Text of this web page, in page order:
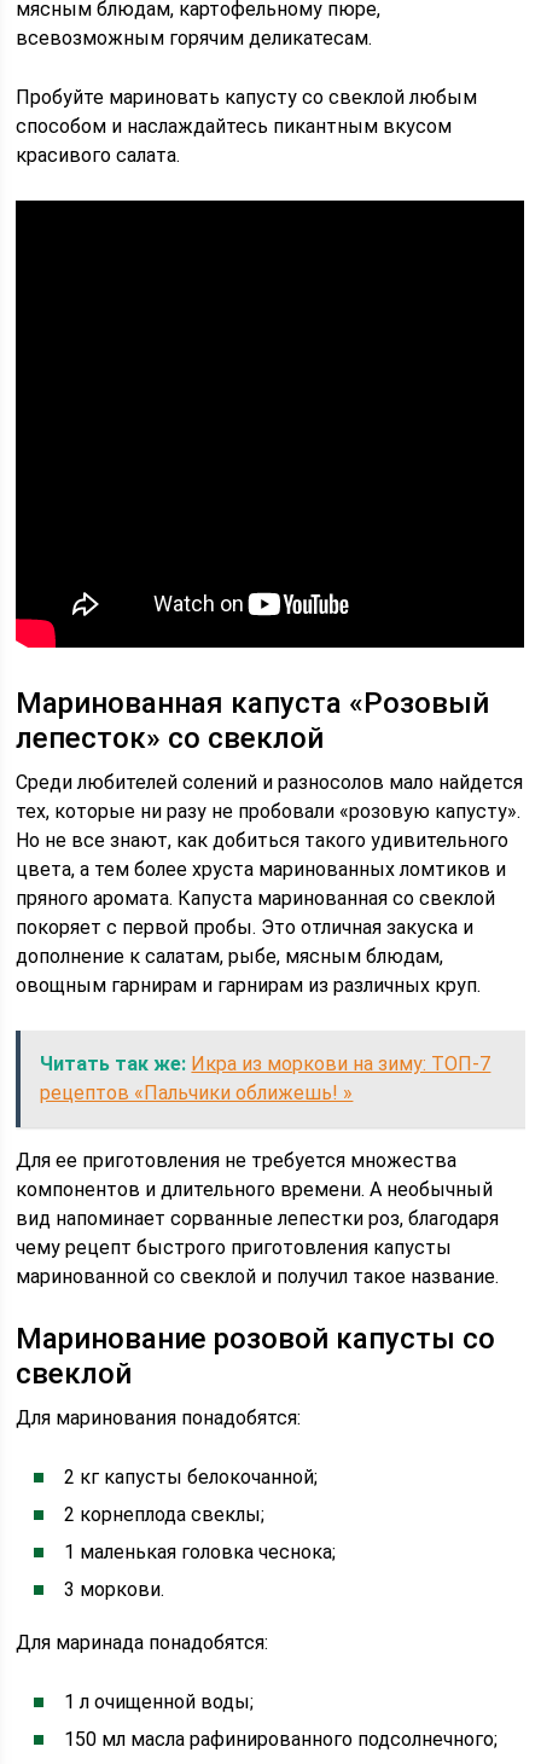
мясным блюдам, картофельному пюре,
всевозможным горячим деликатесам.
Пробуйте мариновать капусту со свеклой любым
способом и наслаждайтесь пикантным вкусом
красивого салата.
Маринованная капуста «Розовый
лепесток» со свеклой
Среди любителей солений и разносолов мало найдется
тех, которые ни разу не пробовали «розовую капусту».
Но не все знают, как добиться такого удивительного
цвета, а тем более хруста маринованных ломтиков и
пряного аромата. Капуста маринованная со свеклой
покоряет с первой пробы. Это отличная закуска и
дополнение к салатам, рыбе, мясным блюдам,
овощным гарнирам и гарнирам из различных круп.
Читать так же: Икра из моркови на зиму: ТОП-7
рецептов «Пальчики оближешь! »
Для ее приготовления не требуется множества
компонентов и длительного времени. А необычный
вид напоминает сорванные лепестки роз, благодаря
чему рецепт быстрого приготовления капусты
маринованной со свеклой и получил такое название.
Маринование розовой капусты со
свеклой
Для маринования понадобятся:
2 кг капусты белокочанной;
2 корнеплода свеклы;
1 маленькая головка чеснока;
3 моркови.
Для маринада понадобятся:
1 л очищенной воды;
150 мл масла рафинированного подсолнечного;